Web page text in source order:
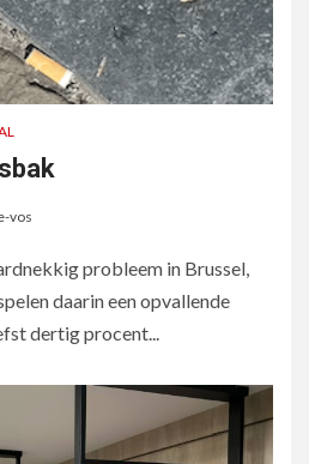
vos
probleem in Brussel,
daarin een opvallende
dertig procent...